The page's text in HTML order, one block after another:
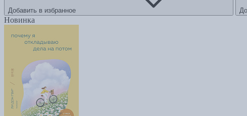
Добавить в избранное
Новинка